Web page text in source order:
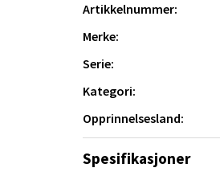
Artikkelnummer:
Merke:
Serie:
Kategori:
Opprinnelsesland:
Spesifikasjoner
Velg
Velg